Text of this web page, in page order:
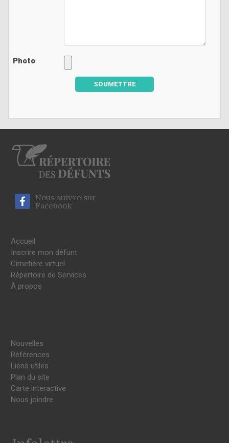
Photo:
SOUMETTRE
Nous suivre sur
Facebook
Accueil
Inscrire mon défunt
Cimetière virtuel
Répertoire de Services
À propos
Nouvelles
Références
Liens utiles
Plan du site
Carte interactive
Nous joindre